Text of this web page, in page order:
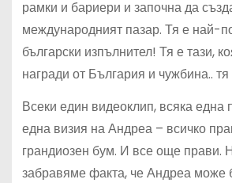
рамки и бариери и започна да
международният пазар. Тя е най-
български изпълнител! Тя е тази,
награди от България и чужбина..
Всеки един видеоклип, всяка една
една визия на Андреа – всичко
грандиозен бум. И все още прави.
забравяме факта, че Андреа може